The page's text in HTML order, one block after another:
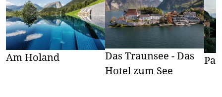
Am Holand
Das Traunsee - Das
Hotel zum See